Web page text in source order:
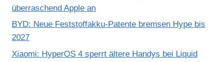
überraschend Apple an
BYD: Neue Feststoffakku-Patente bremsen Hype bis
2027
Xiaomi: HyperOS 4 sperrt ältere Handys bei Liquid